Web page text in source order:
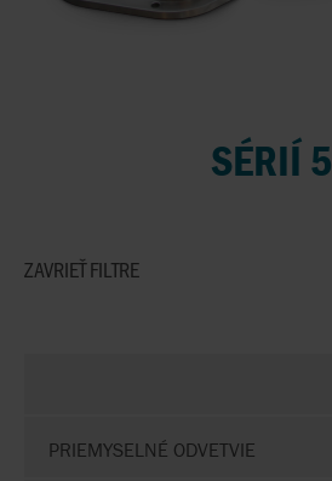
SÉRIÍ 5
ZAVRIEŤFILTRE
PRIEMYSELNÉ ODVETVIE